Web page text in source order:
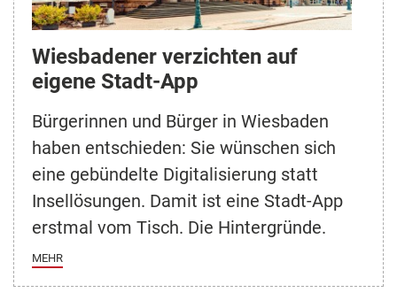
Wiesbadener verzichten auf
eigene Stadt-App
Bürgerinnen und Bürger in Wiesbaden
haben entschieden: Sie wünschen sich
eine gebündelte Digitalisierung statt
Insellösungen. Damit ist eine Stadt-App
erstmal vom Tisch. Die Hintergründe.
MEHR